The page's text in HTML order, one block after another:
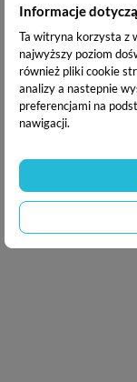
Izabela Krejca-
certyfikowany
wieloletnim
Tylko sprawdzone
zarządzania
sprzedażowych
Patroni
Informacje
Ta witryna korzysta z
najwyższy poziom
również pliki cookie
analizy a nastepnie
preferencjami na
nawigacji.